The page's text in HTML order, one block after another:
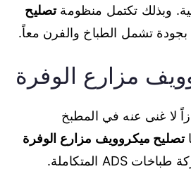
وبذلك تكتمل منظومةتصليح
بجودة تشمل الطباخ والفرن معاً.
مزارع الوفرة
لا غنى عنه في المطبخ
تصليح ميكروويف مزارع الوفرة
ضمن باقة خدمات شركة طباخات ADS المتكاملة.